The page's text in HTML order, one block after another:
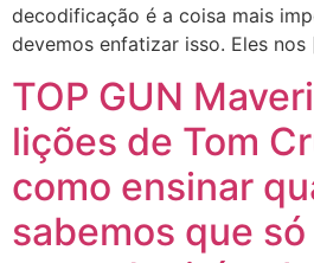
decodificação é a coisa mais
devemos enfatizar isso. Eles
TOP GUN
lições de Tom
como ensinar
sabemos que